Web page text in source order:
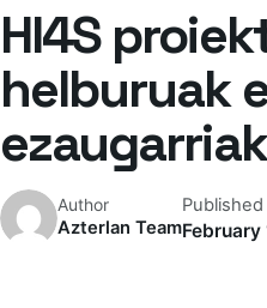
HI4S
helburuak
ezaugarriak
Author
Azterlan Team
Published